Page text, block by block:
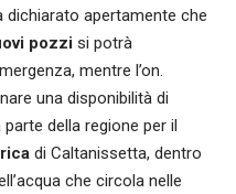
dichiarato apertamente che
pozzi si potrà
mentre l’on.
una disponibilità di
della regione per il
di Caltanissetta, dentro
che circola nelle